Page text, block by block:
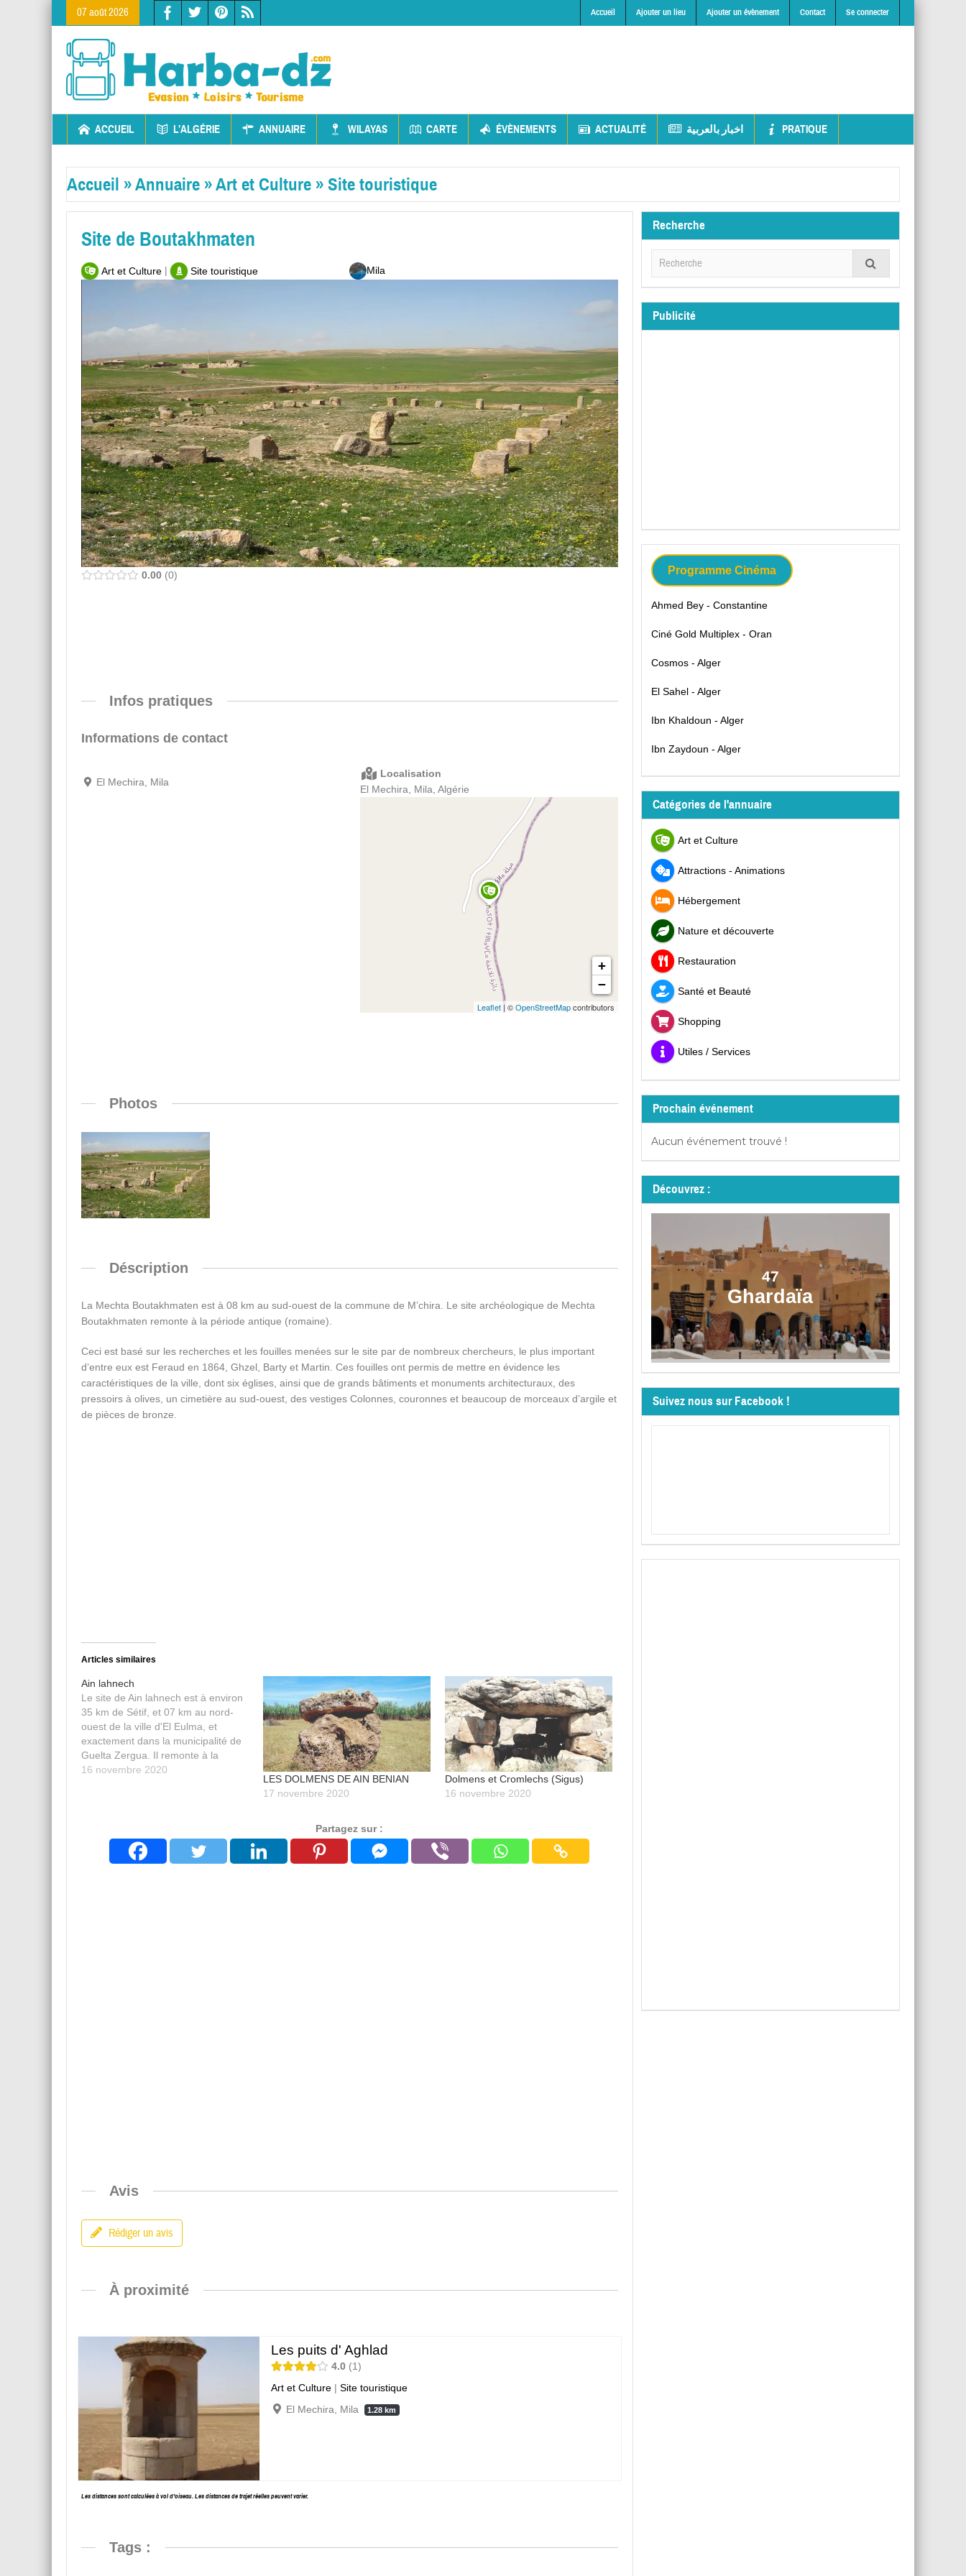
07 août 2026 Accueil Ajouter un lieu Ajouter un évènement Contact Se connecter
ACCUEIL L’ALGÉRIE ANNUAIRE WILAYAS CARTE ÉVÈNEMENTS ACTUALITÉ اخبار بالعربية PRATIQUE
Accueil »Annuaire »Art et Culture »Site touristique
Site de Boutakhmaten
Art et Culture | Site touristique Mila
0.00 0
Infos pratiques
Informations de contact
El Mechira, Mila
Localisation
El Mechira, Mila, Algérie
+
−
Leaflet| ©OpenStreetMapcontributors
Photos
Déscription
La Mechta Boutakhmaten est à 08 km au sud-ouest de la commune de M’chira. Le site archéologique de Mechta
Boutakhmaten remonte à la période antique (romaine).
Ceci est basé sur les recherches et les fouilles menées sur le site par de nombreux chercheurs, le plus important
d’entre eux est Feraud en 1864, Ghzel, Barty et Martin. Ces fouilles ont permis de mettre en évidence les
caractéristiques de la ville, dont six églises, ainsi que de grands bâtiments et monuments architecturaux, des
pressoirs à olives, un cimetière au sud-ouest, des vestiges Colonnes, couronnes et beaucoup de morceaux d’argile et
de pièces de bronze.
Articles similaires
Ain lahnech
Le site de Ain lahnech est à environ
35 km de Sétif, et 07 km au nord-
ouest de la ville d'El Eulma, et
exactement dans la municipalité de
Guelta Zergua. Il remonte à la
période préhistorique. Les
16 novembre 2020
LES DOLMENS DE AIN BENIAN
17 novembre 2020
Dolmens et Cromlechs (Sigus)
16 novembre 2020
Partagez sur :
Avis
Rédiger un avis
À proximité
Les puits d' Aghlad
4.0 1
Art et Culture| Site touristique
El Mechira, Mila
1.28 km
Les distances sont calculées à vol d’oiseau. Les distances de trajet réelles peuvent varier.
Tags :
Recherche
Publicité
Programme Cinéma
Ahmed Bey - Constantine
Ciné Gold Multiplex - Oran
Cosmos - Alger
El Sahel - Alger
Ibn Khaldoun - Alger
Ibn Zaydoun - Alger
Catégories de l'annuaire
Art et Culture
Attractions - Animations
Hébergement
Nature et découverte
Restauration
Santé et Beauté
Shopping
Utiles / Services
Prochain événement
Aucun événement trouvé !
Découvrez :
47
Ghardaïa
Suivez nous sur Facebook !